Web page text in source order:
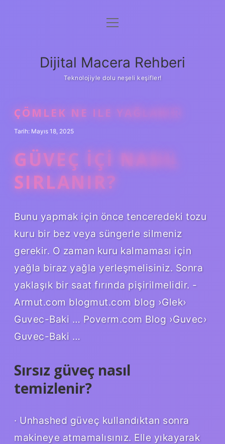
Anasayfa
Yasal Uyarı
menüyü
Dijital Macera Rehberi
Teknolojiyle dolu neşeli keşifler!
ÇÖMLEK NE ILE YAĞLANIR
Tarih: Mayıs 18, 2025
GÜVEÇ IÇI NASIL
SIRLANIR?
Bunu yapmak için önce tenceredeki tozu
kuru bir bez veya süngerle silmeniz
gerekir. O zaman kuru kalmaması için
yağla biraz yağla yerleşmelisiniz. Sonra
yaklaşık bir saat fırında pişirilmelidir. -
Armut.com blogmut.com blog ›Glek›
Guvec-Baki … Poverm.com Blog ›Guvec›
Guvec-Baki …
Sırsız güveç nasıl
temizlenir?
· Unhashed güveç kullandıktan sonra
makineye atmamalısınız. Elle yıkayarak